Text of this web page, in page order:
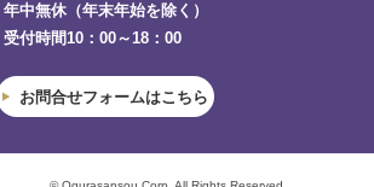
年中無休（年末年始を除く）
受付時間10：00～18：00
お問合せフォームはこちら